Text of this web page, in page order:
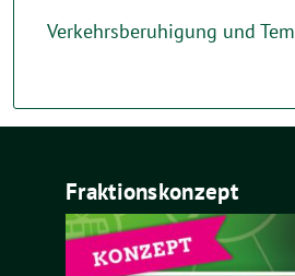
Verkehrsberuhigung und
Fraktionskonzept